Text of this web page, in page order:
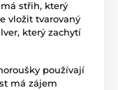
střih, který
vložit tvarovaný
který zachytí
používají
má zájem